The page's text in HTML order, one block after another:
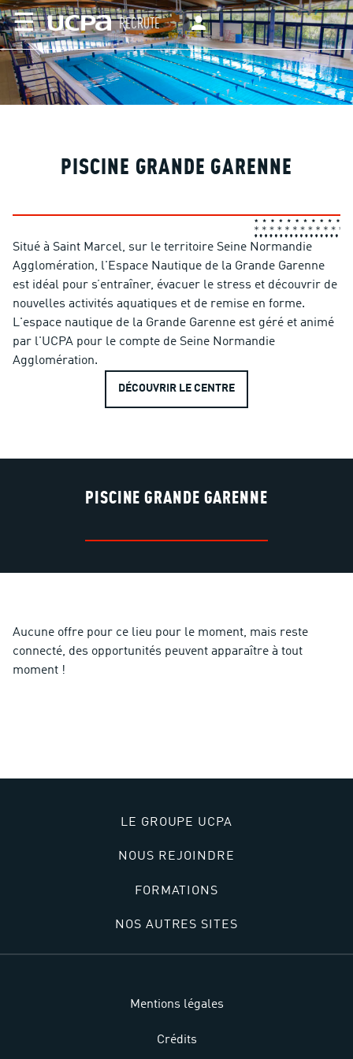
☰ RECRUTE
PISCINE GRANDE GARENNE
Situé à Saint Marcel, sur le territoire Seine Normandie
Agglomération, l'Espace Nautique de la Grande Garenne
est idéal pour s’entraîner, évacuer le stress et découvrir de
nouvelles activités aquatiques et de remise en forme.
L'espace nautique de la Grande Garenne est géré et animé
par l'UCPA pour le compte de Seine Normandie
Agglomération.
DÉCOUVRIR LE CENTRE
PISCINE GRANDE GARENNE
Aucune offre pour ce lieu pour le moment, mais reste
connecté, des opportunités peuvent apparaître à tout
moment !
LE GROUPE UCPA
NOUS REJOINDRE
FORMATIONS
NOS AUTRES SITES
Mentions légales
Crédits